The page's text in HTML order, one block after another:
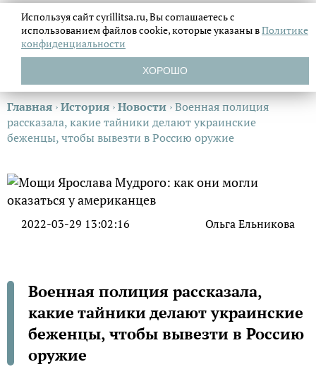
Главная ›История ›Новости ›Военная полиция
рассказала, какие тайники делают украинские
беженцы, чтобы вывезти в Россию оружие
2022-03-29 13:02:16 Ольга Ельникова
Военная полиция рассказала,
какие тайники делают украинские
беженцы, чтобы вывезти в Россию
оружие
Используя сайт cyrillitsa.ru, Вы соглашаетесь с
использованием файловcookie, которые указаны вПолитике
конфиденциальности
ХОРОШО